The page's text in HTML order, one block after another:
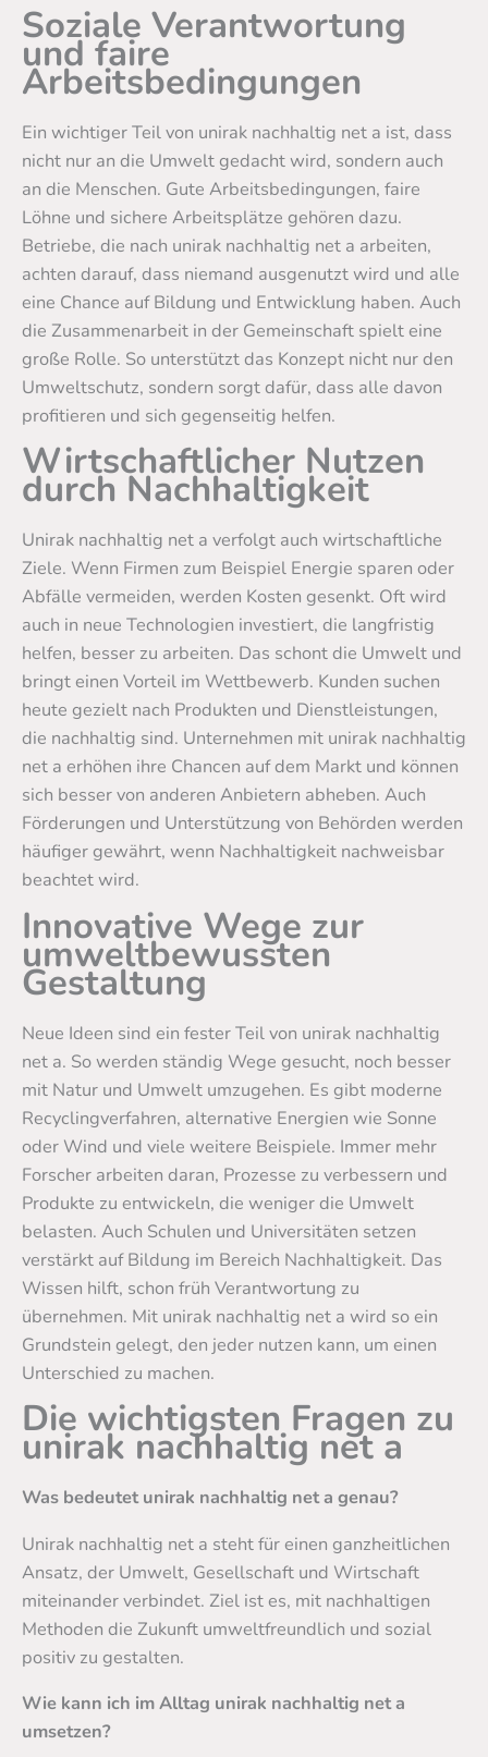
Soziale Verantwortung
und faire
Arbeitsbedingungen
Ein wichtiger Teil von unirak nachhaltig net a ist, dass
nicht nur an die Umwelt gedacht wird, sondern auch
an die Menschen. Gute Arbeitsbedingungen, faire
Löhne und sichere Arbeitsplätze gehören dazu.
Betriebe, die nach unirak nachhaltig net a arbeiten,
achten darauf, dass niemand ausgenutzt wird und alle
eine Chance auf Bildung und Entwicklung haben. Auch
die Zusammenarbeit in der Gemeinschaft spielt eine
große Rolle. So unterstützt das Konzept nicht nur den
Umweltschutz, sondern sorgt dafür, dass alle davon
profitieren und sich gegenseitig helfen.
Wirtschaftlicher Nutzen
durch Nachhaltigkeit
Unirak nachhaltig net a verfolgt auch wirtschaftliche
Ziele. Wenn Firmen zum Beispiel Energie sparen oder
Abfälle vermeiden, werden Kosten gesenkt. Oft wird
auch in neue Technologien investiert, die langfristig
helfen, besser zu arbeiten. Das schont die Umwelt und
bringt einen Vorteil im Wettbewerb. Kunden suchen
heute gezielt nach Produkten und Dienstleistungen,
die nachhaltig sind. Unternehmen mit unirak nachhaltig
net a erhöhen ihre Chancen auf dem Markt und können
sich besser von anderen Anbietern abheben. Auch
Förderungen und Unterstützung von Behörden werden
häufiger gewährt, wenn Nachhaltigkeit nachweisbar
beachtet wird.
Innovative Wege zur
umweltbewussten
Gestaltung
Neue Ideen sind ein fester Teil von unirak nachhaltig
net a. So werden ständig Wege gesucht, noch besser
mit Natur und Umwelt umzugehen. Es gibt moderne
Recyclingverfahren, alternative Energien wie Sonne
oder Wind und viele weitere Beispiele. Immer mehr
Forscher arbeiten daran, Prozesse zu verbessern und
Produkte zu entwickeln, die weniger die Umwelt
belasten. Auch Schulen und Universitäten setzen
verstärkt auf Bildung im Bereich Nachhaltigkeit. Das
Wissen hilft, schon früh Verantwortung zu
übernehmen. Mit unirak nachhaltig net a wird so ein
Grundstein gelegt, den jeder nutzen kann, um einen
Unterschied zu machen.
Die wichtigsten Fragen zu
unirak nachhaltig net a
Was bedeutet unirak nachhaltig net a genau?
Unirak nachhaltig net a steht für einen ganzheitlichen
Ansatz, der Umwelt, Gesellschaft und Wirtschaft
miteinander verbindet. Ziel ist es, mit nachhaltigen
Methoden die Zukunft umweltfreundlich und sozial
positiv zu gestalten.
Wie kann ich im Alltag unirak nachhaltig net a
umsetzen?